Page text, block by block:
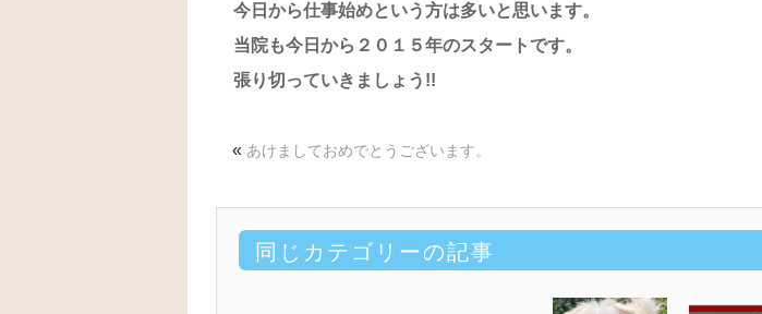
今日から仕事始めという方は多いと思います。
当院も今日から２０１５年のスタートです。
張り切っていきましょう!!
« あけましておめでとうございます。
同じカテゴリーの記事